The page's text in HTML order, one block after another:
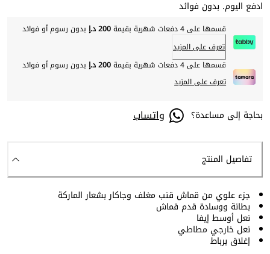
ادفع اليوم. بدون فوائد
قسمها على 4 دفعات شهرية بقيمة 200 د.إ
بدون رسوم أو فوائد
تعرف على المزيد
قسمها على 4 دفعات شهرية بقيمة
200 د.إ
بدون رسوم أو فوائد
تعرف على المزيد
بحاجة إلى مساعدة؟ واتساب
تفاصيل المنتج
جزء علوي من قماش قنب مغلف وجاكار بشعار الماركة
بطانة ووسادة قدم قماش
نعل أوسط إيفا
نعل خارجي مطاطي
إغلاق برباط